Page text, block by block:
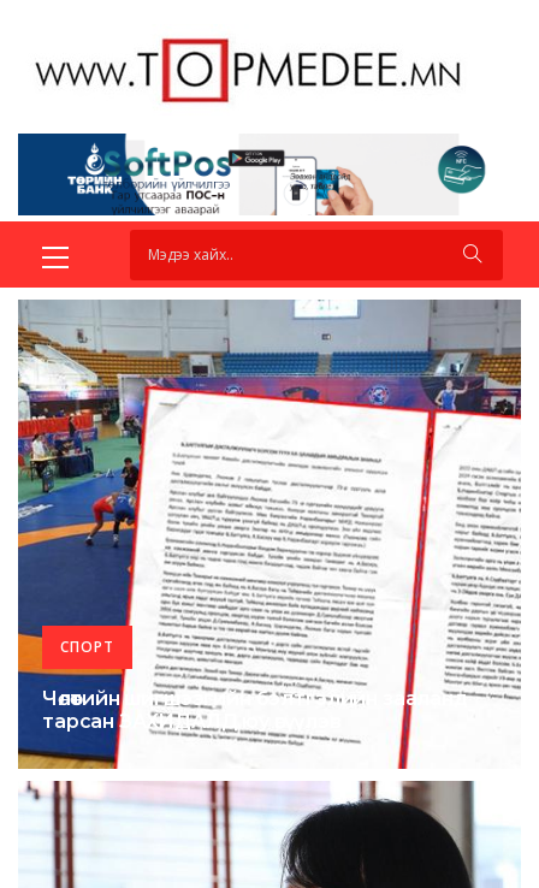
СПОРТ
Чөлөөтийн шигшээгийн бэлтгэлийн зааланд
тарсан ЗАХИДАЛД юу өгүүлэв